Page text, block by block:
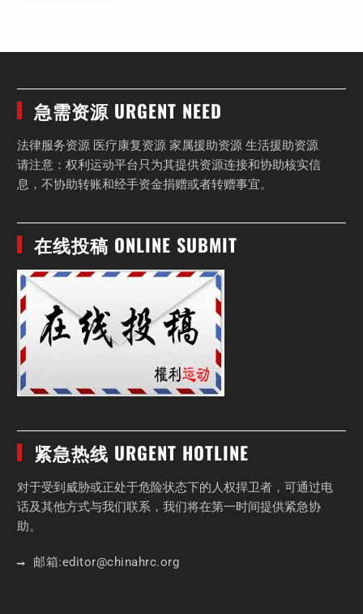
急需资源 URGENT NEED
法律服务资源 医疗康复资源 家属援助资源 生活援助资源
请注意：权利运动平台只为其提供资源连接和协助核实信
息，不协助转账和经手资金捐赠或者转赠事宜。
在线投稿 ONLINE SUBMIT
紧急热线 URGENT HOTLINE
对于受到威胁或正处于危险状态下的人权捍卫者，可通过电
话及其他方式与我们联系，我们将在第一时间提供紧急协
助。
邮箱:editor@chinahrc.org